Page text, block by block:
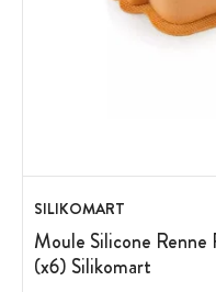
SILIKOMART
Moule Silicone
(x6) Silikomart